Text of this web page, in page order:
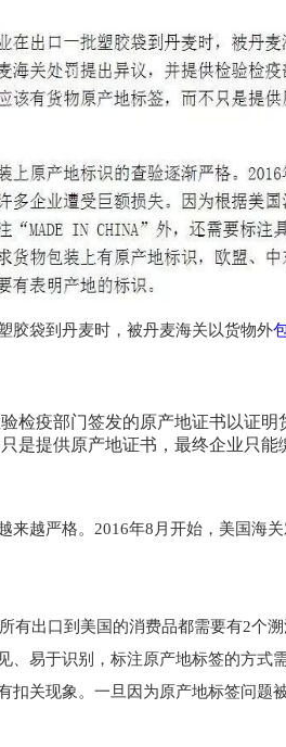
胶袋到丹麦时，被丹麦海关以货物外
检疫部门签发的原产地证书以证
是提供原产地证书，最终企业只能
来越严格。2016年8月开始，美国海
有出口到美国的消费品都需要有2个溯
、易于识别，标注原产地标签的方式
关现象。一旦因为原产地标签问题